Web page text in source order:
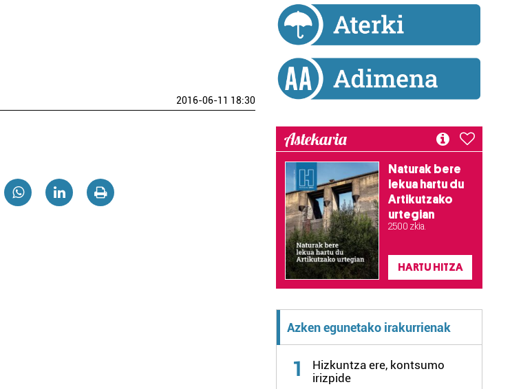
2016-06-11 18:30
Astekaria
Naturak bere
lekua hartu du
Artikutzako
urtegian
2.500 zkia.
HARTU HITZA
Azken egunetako irakurrienak
1
Hizkuntza ere, kontsumo
irizpide